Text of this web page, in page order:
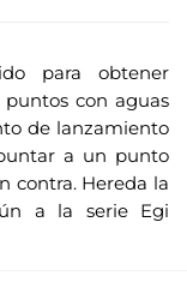
para obtener
con aguas
de lanzamiento
a un punto
contra. Hereda la
a la serie Egi